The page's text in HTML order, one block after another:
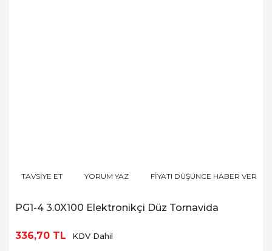
TAVSİYE ET YORUM YAZ FİYATI DÜŞÜNCE HABER VER
PG1-4 3.0X100 Elektronikçi Düz Tornavida
336,70 TL KDV Dahil